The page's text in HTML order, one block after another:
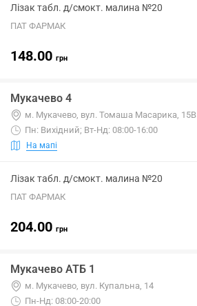
Лізак табл. д/смокт. малина №20
ПАТ ФАРМАК
148.00 грн
Мукачево 4
м. Мукачево, вул. Томаша Масарика, 15В
Пн: Вихідний; Вт-Нд: 08:00-16:00
На мапі
Лізак табл. д/смокт. малина №20
ПАТ ФАРМАК
204.00 грн
Мукачево АТБ 1
м. Мукачево, вул. Купальна, 14
Пн-Нд: 08:00-20:00